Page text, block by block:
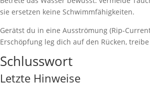
sie ersetzen keine Schwimmfähigkeiten.
Gerätst du in eine Ausströmung (Rip-
Erschöpfung leg dich auf den Rücken,
Schlusswort
Letzte Hinweise